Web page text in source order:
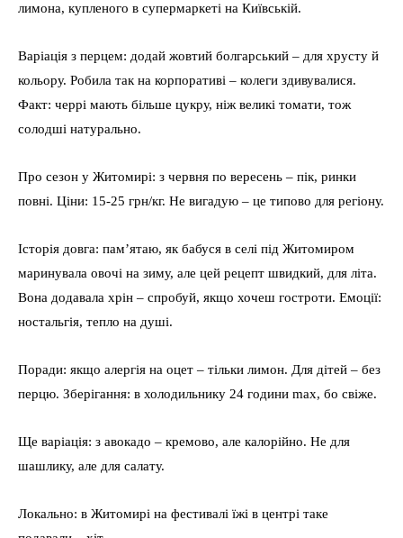
лимона, купленого в супермаркеті на Київській.
Варіація з перцем: додай жовтий болгарський – для хрусту й
кольору. Робила так на корпоративі – колеги здивувалися.
Факт: черрі мають більше цукру, ніж великі томати, тож
солодші натурально.
Про сезон у Житомирі: з червня по вересень – пік, ринки
повні. Ціни: 15-25 грн/кг. Не вигадую – це типово для регіону.
Історія довга: пам’ятаю, як бабуся в селі під Житомиром
маринувала овочі на зиму, але цей рецепт швидкий, для літа.
Вона додавала хрін – спробуй, якщо хочеш гостроти. Емоції:
ностальгія, тепло на душі.
Поради: якщо алергія на оцет – тільки лимон. Для дітей – без
перцю. Зберігання: в холодильнику 24 години max, бо свіже.
Ще варіація: з авокадо – кремово, але калорійно. Не для
шашлику, але для салату.
Локально: в Житомирі на фестивалі їжі в центрі таке